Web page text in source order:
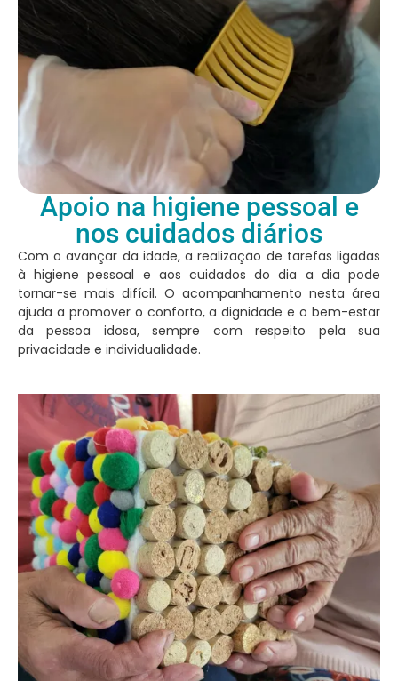
Apoio na higiene pessoal e
nos cuidados diários
Com o avançar da idade, a realização de tarefas ligadas
à higiene pessoal e aos cuidados do dia a dia pode
tornar-se mais difícil. O acompanhamento nesta área
ajuda a promover o conforto, a dignidade e o bem-estar
da pessoa idosa, sempre com respeito pela sua
privacidade e individualidade.